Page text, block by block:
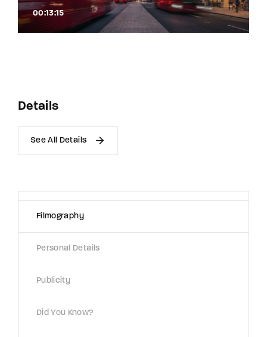
00:13:15
Details
See All Details
Filmography
Personal Details
Publicity
Did You Know?